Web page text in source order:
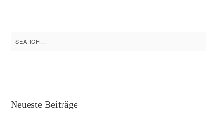
Search
for:
Neueste Beiträge